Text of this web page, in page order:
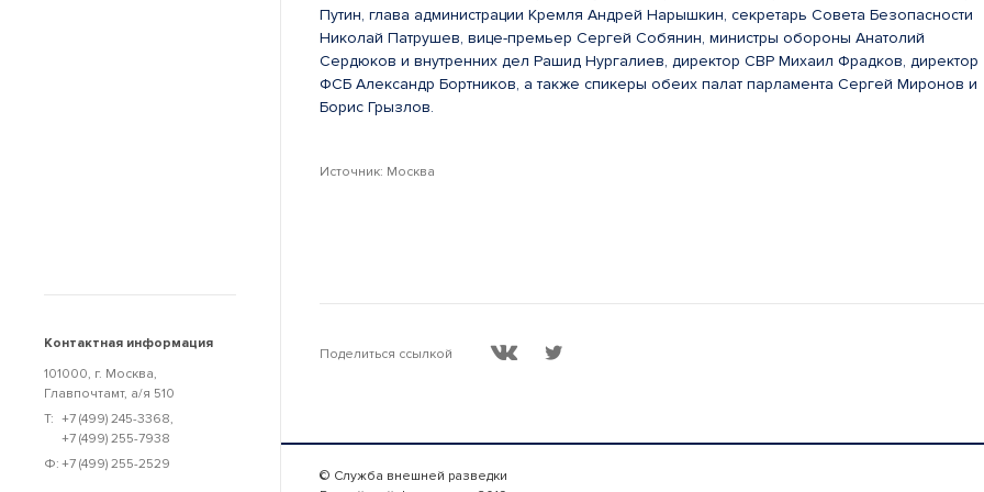
Контактная информация
101000, г. Москва,
Главпочтамт, а/я 510
Т: +7 (499) 245-3368,
+7 (499) 255-7938
Ф: +7 (499) 255-2529
Путин, глава администрации Кремля Андрей Нарышкин, секретарь Совета Безопасности
Николай Патрушев, вице-премьер Сергей Собянин, министры обороны Анатолий
Сердюков и внутренних дел Рашид Нургалиев, директор СВР Михаил Фрадков, директор
ФСБ Александр Бортников, а также спикеры обеих палат парламента Сергей Миронов и
Борис Грызлов.
Источник: Москва
Поделиться ссылкой
© Служба внешней разведки